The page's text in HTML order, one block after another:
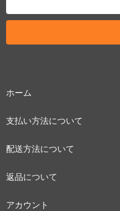
ホーム
支払い方法について
配送方法について
返品について
アカウント